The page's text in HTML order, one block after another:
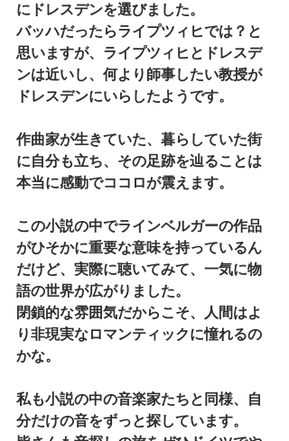
にドレスデンを選びました。
バッハだったらライプツィヒでは？と
思いますが、ライプツィヒとドレスデ
ンは近いし、何より師事したい教授が
ドレスデンにいらしたようです。
作曲家が生きていた、暮らしていた街
に自分も立ち、その足跡を辿ることは
本当に感動でココロが震えます。
この小説の中でラインベルガーの作品
がひそかに重要な意味を持っているん
だけど、実際に聴いてみて、一気に物
語の世界が広がりました。
閉鎖的な雰囲気だからこそ、人間はよ
り非現実なロマンティックに憧れるの
かな。
私も小説の中の音楽家たちと同様、自
分だけの音をずっと探しています。